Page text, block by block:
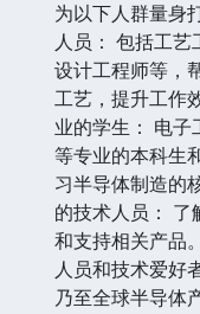
为以下人群量身
人员： 包括工艺
设计工程师等，
工艺，提升工作
业的学生： 电子
等专业的本科生
习半导体制造的
的技术人员：
和支持相关产品
人员和技术爱好
乃至全球半导体